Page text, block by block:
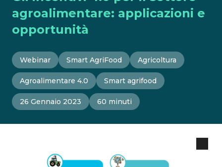
agroalimentare: applicazioni e
opportunità
Webinar Smart AgriFood Agricoltura
Agroalimentare 4.0 Smart agrifood
26 Gennaio 2023 60 minuti